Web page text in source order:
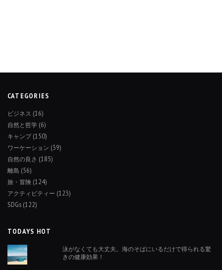
CATEGORIES
ビジネス (16)
自然と哲学 (6)
キャンプ(150)
ワーケーション (39)
自然の良さ (185)
離島 (56)
旅・冒険 (124)
アクティビティー (123)
SDGs (122)
TODAYS HOT
泳がなくても大丈夫。海のそばにいるだけで得られる驚
きの健康効果！